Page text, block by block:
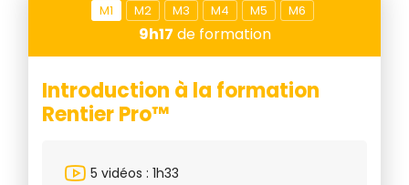
M1 M2 M3 M4 M5 M6
9h17 de formation
Introduction à la formation
Rentier Pro™
5 vidéos : 1h33